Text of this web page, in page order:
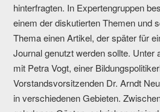
hinterfragten. In Expertengruppen
einem der diskutierten Themen und
Thema einen Artikel, der später für
Journal genutzt werden sollte. Unter
mit Petra Vogt, einer
Vorstandsvorsitzenden Dr. Arndt
in verschiedenen Gebieten.